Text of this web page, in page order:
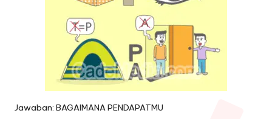
Jawaban: BAGAIMANA PENDAPATMU